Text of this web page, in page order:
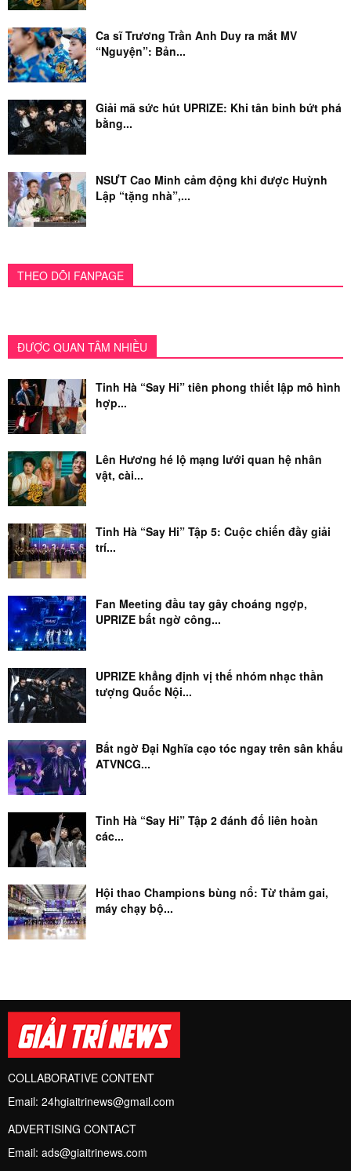
Ca sĩ Trương Trần Anh Duy ra mắt MV
“Nguyện”: Bản...
Giải mã sức hút UPRIZE: Khi tân binh bứt phá
bằng...
NSƯT Cao Minh cảm động khi được Huỳnh
Lập “tặng nhà”,...
THEO DÕI FANPAGE
ĐƯỢC QUAN TÂM NHIỀU
Tinh Hà “Say Hi” tiên phong thiết lập mô hình
hợp...
Lên Hương hé lộ mạng lưới quan hệ nhân
vật, cài...
Tinh Hà “Say Hi” Tập 5: Cuộc chiến đầy giải
trí...
Fan Meeting đầu tay gây choáng ngợp,
UPRIZE bất ngờ công...
UPRIZE khẳng định vị thế nhóm nhạc thần
tượng Quốc Nội...
Bất ngờ Đại Nghĩa cạo tóc ngay trên sân khấu
ATVNCG...
Tinh Hà “Say Hi” Tập 2 đánh đố liên hoàn
các...
Hội thao Champions bùng nổ: Từ thảm gai,
máy chạy bộ...
COLLABORATIVE CONTENT
Email: 24hgiaitrinews@gmail.com
ADVERTISING CONTACT
Email: ads@giaitrinews.com